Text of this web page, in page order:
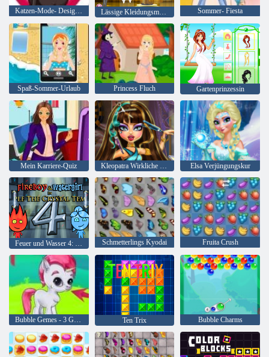
Katzen-Mode- Designer Lässige Kleidungsmode Sommer- Fiesta
Spaß-Sommer-Urlaub Princess Fluch Gartenprinzessin
Mein Karriere-Quiz Kleopatra Wirkliche Haarschnitte Elsa Verjüngungskur
Schmetterlings Kyodai Fruita Crush
Bubble Gemes - 3 Gewinnt Ten Trix Bubble Charms